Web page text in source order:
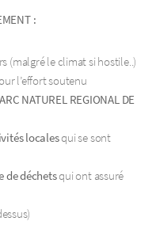
:
(malgré le climat si hostile..)
l’effort soutenu
NATUREL REGIONAL DE
localesqui se sont
de déchetsqui ont assuré